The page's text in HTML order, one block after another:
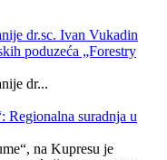
dr.sc. Ivan Vukadin
poduzeća „Forestry
dr...
Regionalna suradnja u
na Kupresu je